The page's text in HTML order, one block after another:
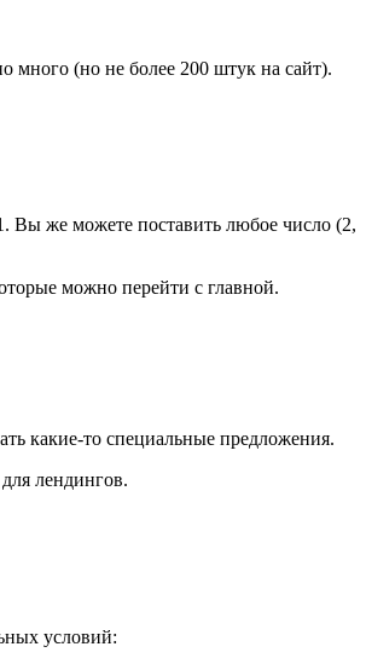
много (но не более 200 штук на сайт).
Вы же можете поставить любое число (2,
можно перейти с главной.
какие-то специальные предложения.
лендингов.
условий: